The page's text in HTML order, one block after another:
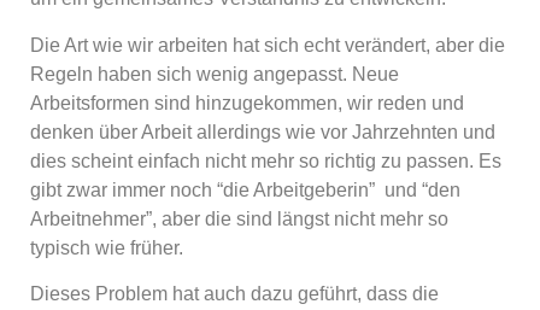
Die Art wie wir arbeiten hat sich echt verändert, aber die
Regeln haben sich wenig angepasst. Neue
Arbeitsformen sind hinzugekommen, wir reden und
denken über Arbeit allerdings wie vor Jahrzehnten und
dies scheint einfach nicht mehr so richtig zu passen. Es
gibt zwar immer noch “die Arbeitgeberin” und “den
Arbeitnehmer”, aber die sind längst nicht mehr so
typisch wie früher.
Dieses Problem hat auch dazu geführt, dass die